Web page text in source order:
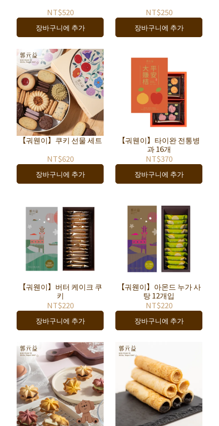
NT$520
장바구니에 추가
NT$250
장바구니에 추가
【궈웬이】쿠키 선물 세트
NT$620
장바구니에 추가
【궈웬이】타이완 전통병
과 16개
NT$370
장바구니에 추가
【궈웬이】버터 케이크 쿠
키
NT$220
장바구니에 추가
【궈웬이】아몬드 누가 사
탕 12개입
NT$220
장바구니에 추가